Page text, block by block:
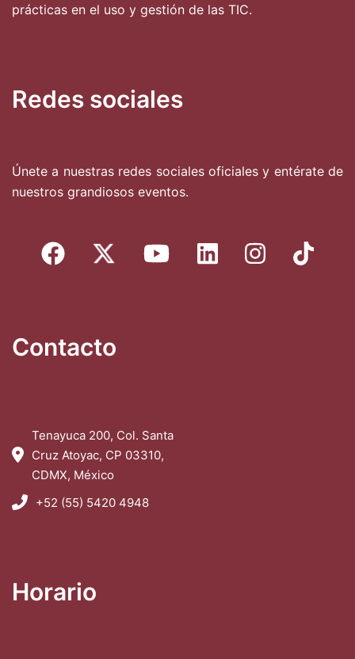
prácticas en el uso y gestión de las TIC.
Redes sociales
Únete a nuestras redes sociales oficiales y entérate de
nuestros grandiosos eventos.
Contacto
Tenayuca 200, Col. Santa
Cruz Atoyac, CP 03310,
CDMX, México
+52 (55) 5420 4948
Horario